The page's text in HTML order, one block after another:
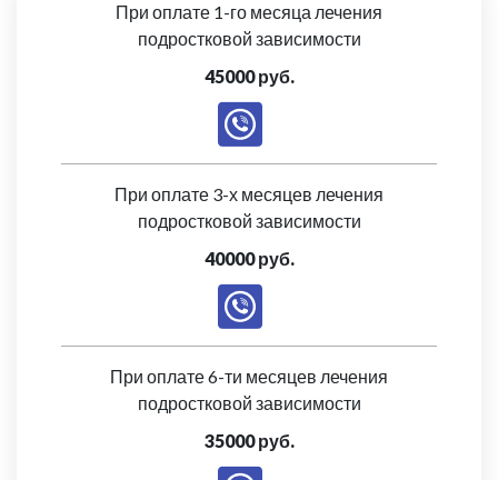
При оплате 1-го месяца лечения
подростковой зависимости
45000 руб.
При оплате 3-х месяцев лечения
подростковой зависимости
40000 руб.
При оплате 6-ти месяцев лечения
подростковой зависимости
35000 руб.